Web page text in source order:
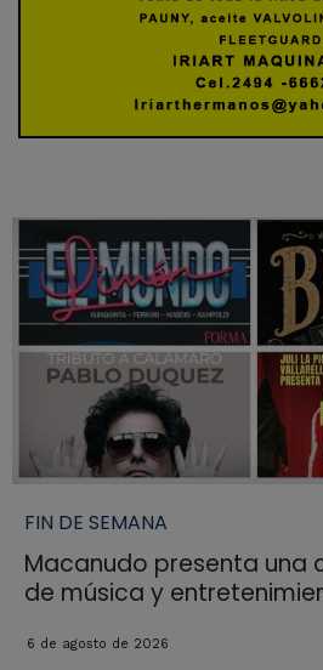
FIN DE SEMANA
Macanudo presenta una
de música y
6 de agosto de 2026